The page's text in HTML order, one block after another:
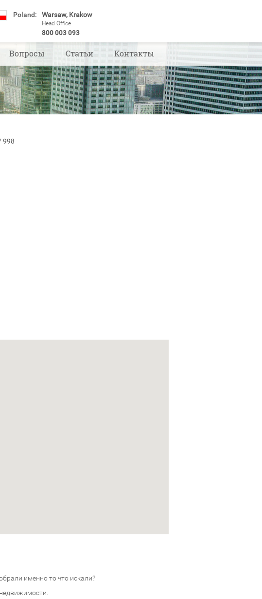
Poland: Warsaw, Krakow
Head Office
800 003 093
Вопросы Статьи Контакты
998
именно то что искали?